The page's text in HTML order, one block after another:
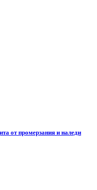
от промерзания и наледи